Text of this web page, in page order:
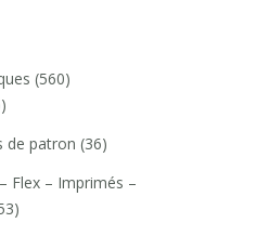
(560)
de patron (36)
Flex – Imprimés –